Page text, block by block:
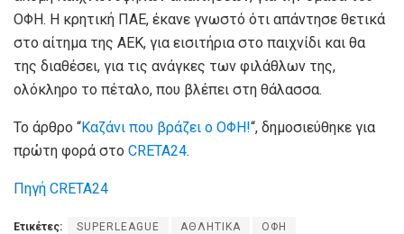
ΟΦΗ. Η κρητική ΠΑΕ, έκανε γνωστό ότι απάντησε θετικά
στο αίτημα της ΑΕΚ, για εισιτήρια στο παιχνίδι και θα
της διαθέσει, για τις ανάγκες των φιλάθλων της,
ολόκληρο το πέταλο, που βλέπει στη θάλασσα.
Το άρθρο “Καζάνι που βράζει ο ΟΦΗ!“, δημοσιεύθηκε για
πρώτη φορά στο CRETA24.
Πηγή CRETA24
Ετικέτες: SUPERLEAGUE ΑΘΛΗΤΙΚΑ ΟΦΗ